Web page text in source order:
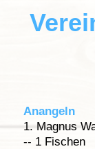
Anangeln
1. Magnus
-- 1 Fischen